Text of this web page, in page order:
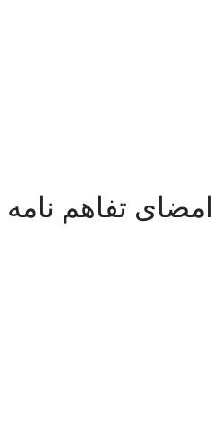
امضای تفاهم